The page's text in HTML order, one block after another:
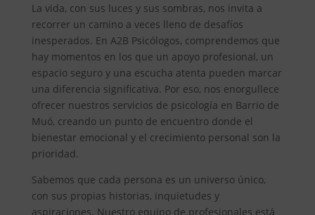
La vida, con sus luces y sus sombras, nos invita a
recorrer un camino a veces lleno de desafíos
inesperados. En A2B Psicólogos, comprendemos que
hay momentos en los que un apoyo profesional, un
espacio seguro y una escucha atenta pueden marcar
una diferencia significativa. Por eso, nos enorgullece
ofrecer nuestros servicios de psicología en Barrio de
Muó, creando un punto de encuentro donde el
bienestar emocional y el crecimiento personal son la
prioridad.
Sabemos que cada persona es un universo único,
con sus propias historias, inquietudes y
aspiraciones. Nuestro equipo de profesionales está